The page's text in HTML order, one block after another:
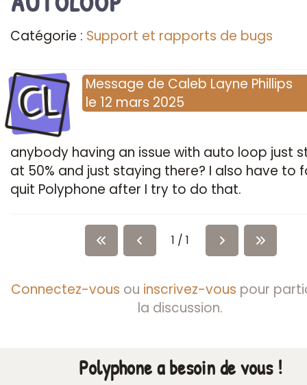
Catégorie : Support et rapports de bugs
CL Message de Caleb Layne Phillips
le 12 mars 2025
anybody having an issue with auto loop just
at 50% and just staying there? I also have to
quit Polyphone after I try to do that.
1 / 1
Connectez-vous ou inscrivez-vous pour
la discussion.
Polyphone a besoin de vous !